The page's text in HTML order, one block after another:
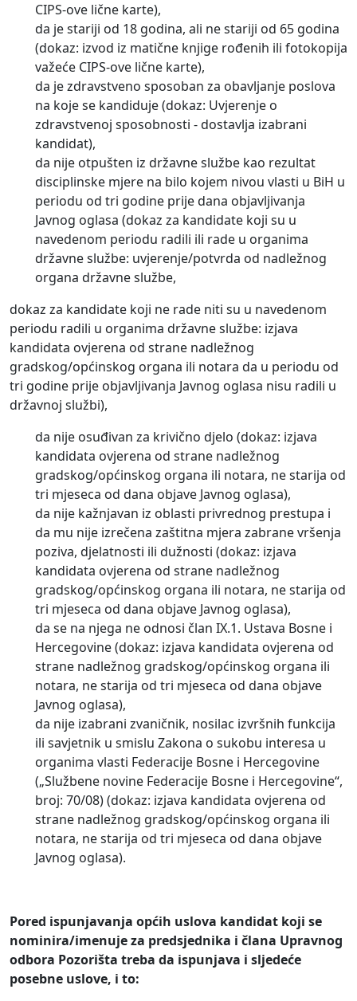
CIPS-ove lične karte),
da je stariji od 18 godina, ali ne stariji od 65 godina
(dokaz: izvod iz matične knjige rođenih ili fotokopija
važeće CIPS-ove lične karte),
da je zdravstveno sposoban za obavljanje poslova
na koje se kandiduje (dokaz: Uvjerenje o
zdravstvenoj sposobnosti - dostavlja izabrani
kandidat),
da nije otpušten iz državne službe kao rezultat
disciplinske mjere na bilo kojem nivou vlasti u BiH u
periodu od tri godine prije dana objavljivanja
Javnog oglasa (dokaz za kandidate koji su u
navedenom periodu radili ili rade u organima
državne službe: uvjerenje/potvrda od nadležnog
organa državne službe,
dokaz za kandidate koji ne rade niti su u navedenom
periodu radili u organima državne službe: izjava
kandidata ovjerena od strane nadležnog
gradskog/općinskog organa ili notara da u periodu od
tri godine prije objavljivanja Javnog oglasa nisu radili u
državnoj službi),
da nije osuđivan za krivično djelo (dokaz: izjava
kandidata ovjerena od strane nadležnog
gradskog/općinskog organa ili notara, ne starija od
tri mjeseca od dana objave Javnog oglasa),
da nije kažnjavan iz oblasti privrednog prestupa i
da mu nije izrečena zaštitna mjera zabrane vršenja
poziva, djelatnosti ili dužnosti (dokaz: izjava
kandidata ovjerena od strane nadležnog
gradskog/općinskog organa ili notara, ne starija od
tri mjeseca od dana objave Javnog oglasa),
da se na njega ne odnosi član IX.1. Ustava Bosne i
Hercegovine (dokaz: izjava kandidata ovjerena od
strane nadležnog gradskog/općinskog organa ili
notara, ne starija od tri mjeseca od dana objave
Javnog oglasa),
da nije izabrani zvaničnik, nosilac izvršnih funkcija
ili savjetnik u smislu Zakona o sukobu interesa u
organima vlasti Federacije Bosne i Hercegovine
(„Službene novine Federacije Bosne i Hercegovine“,
broj: 70/08) (dokaz: izjava kandidata ovjerena od
strane nadležnog gradskog/općinskog organa ili
notara, ne starija od tri mjeseca od dana objave
Javnog oglasa).
Pored ispunjavanja općih uslova kandidat koji se
nominira/imenuje za predsjednika i člana Upravnog
odbora Pozorišta treba da ispunjava i sljedeće
posebne uslove, i to: